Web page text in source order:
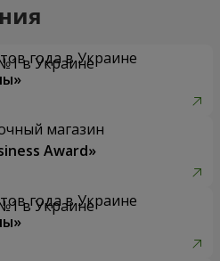
года в Украине
магазин
Award»
года в Украине